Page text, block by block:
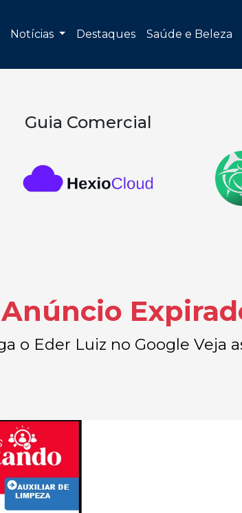
Notícias Destaques Saúde e Beleza
Guia Comercial
o Eder Luiz no Google Veja